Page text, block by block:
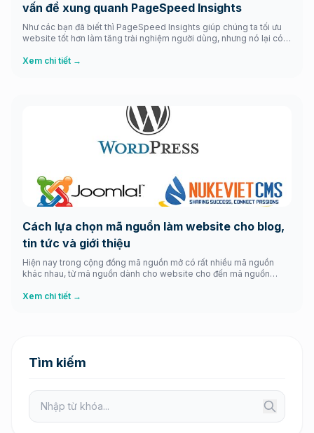
vấn đề xung quanh PageSpeed Insights
Như các bạn đã biết thì PageSpeed Insights giúp chúng ta tối ưu
website tốt hơn làm tăng trải nghiệm người dùng, nhưng nó lại có
website của chúng ta càng ngày càng đơn điệu nếu xử lý các […]
Xem chi tiết →
Cách lựa chọn mã nguồn làm website cho blog,
tin tức và giới thiệu
Hiện nay trong cộng đồng mã nguồn mở có rất nhiều mã nguồn
khác nhau, từ mã nguồn dành cho website cho đến mã nguồn
nguồn mở như Libreoffice,…. khá là đang dạng đồ sộ. Nổi bật nhất
Xem chi tiết →
Tìm kiếm